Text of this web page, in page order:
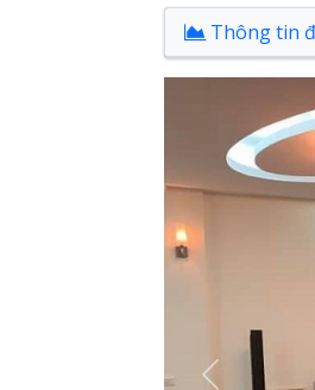
Thông tin